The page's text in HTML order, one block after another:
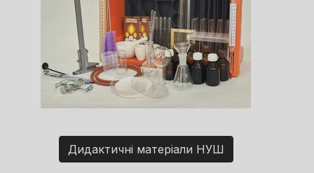
Дидактичні матеріали НУШ